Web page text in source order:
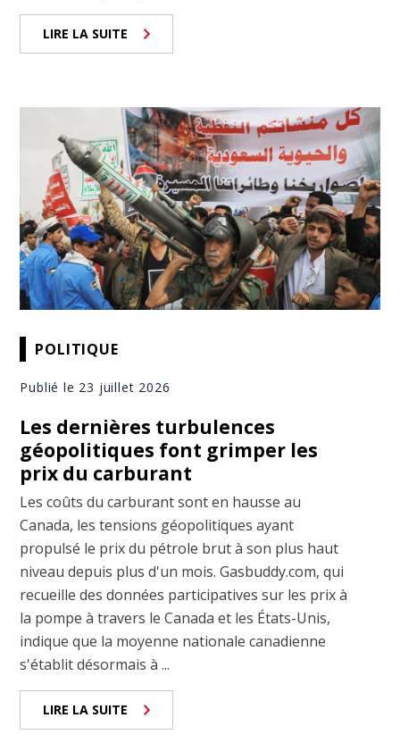
LIRE LA SUITE
POLITIQUE
Publié le 23 juillet 2026
Les dernières turbulences
géopolitiques font grimper les
prix du carburant
Les coûts du carburant sont en hausse au
Canada, les tensions géopolitiques ayant
propulsé le prix du pétrole brut à son plus haut
niveau depuis plus d'un mois. Gasbuddy.com, qui
recueille des données participatives sur les prix à
la pompe à travers le Canada et les États-Unis,
indique que la moyenne nationale canadienne
s'établit désormais à ...
LIRE LA SUITE